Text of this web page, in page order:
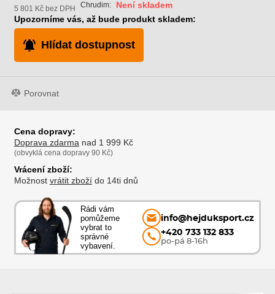
5 801 Kč bez DPH Chrudim:
Není skladem
Upozorníme vás, až bude produkt skladem:
Hlídat dostupnost
Porovnat
Cena dopravy:
Doprava zdarma nad 1 999 Kč
(obvyklá cena dopravy 90 Kč)
Vrácení zboží:
Možnost vrátit zbožído 14ti dnů
Rádi vám
pomůžeme
vybrat to
správné
vybavení.
info@hejduksport.cz
+420 733 132 833
po-pá 8-16h